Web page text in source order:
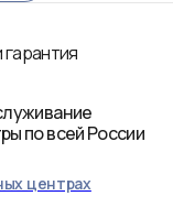
по всей России
центрах